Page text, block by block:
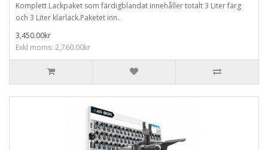
Komplett Lackpaket som färdigblandat innehåller totalt 3 Liter färg
och 3 Liter klarlack.Paketet inn..
3,450.00kr
Exkl moms: 2,760.00kr